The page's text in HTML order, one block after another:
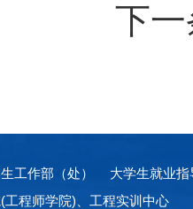
下
工作部（处）
大学生就业指
工程师学院)、工程实训中心